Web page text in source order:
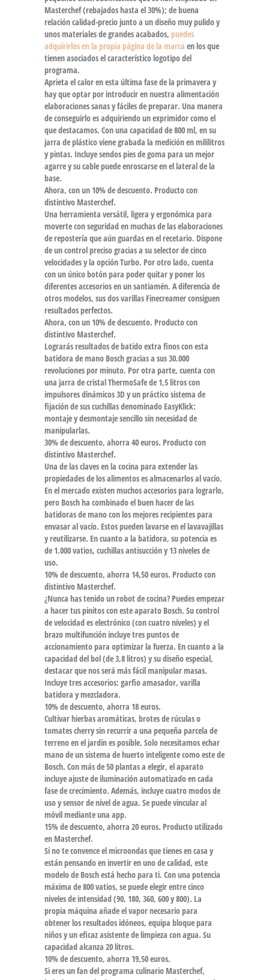
Masterchef(rebajados hasta el 30%); de buena
relación calidad-preciojunto a undiseño muy pulidoy
unosmateriales de grandes acabados, puedes
adquirirlos en la propia página de la marca en los que
tienen asociados el característico logotipo del
programa.
Aprieta el calor en esta última fase de la primavera y
hay que optar por introducir en nuestra alimentación
elaboraciones sanas y fáciles de preparar. Una manera
de conseguirlo es adquiriendo un exprimidor como el
que destacamos. Con una capacidad de 800 ml, en su
jarra de plástico viene grabada la medición en mililitros
y pintas. Incluye sendos pies de goma para un mejor
agarre y su cable puede enroscarse en el lateral de la
base.
Ahora, con un 10% de descuento. Producto con
distintivo Masterchef.
Una herramienta versátil, ligera y ergonómica para
moverte con seguridad en muchas de las elaboraciones
de repostería que aún guardas en el recetario. Dispone
de un control preciso gracias a su selector de cinco
velocidades y la opción Turbo. Por otro lado, cuenta
con un único botón para poder quitar y poner los
diferentes accesorios en un santiamén. A diferencia de
otros modelos, sus dos varillas Finecreamer consiguen
resultados perfectos.
Ahora, con un 10% de descuento. Producto con
distintivo Masterchef.
Lograrás resultados de batido extra finos con esta
batidora de mano Bosch gracias a sus 30.000
revoluciones por minuto. Por otra parte, cuenta con
una jarra de cristal ThermoSafe de 1,5 litros con
impulsores dinámicos 3D y un práctico sistema de
fijación de sus cuchillas denominado EasyKlick:
montaje y desmontaje sencillo sin necesidad de
manipularlas.
30% de descuento, ahorra 40 euros. Producto con
distintivo Masterchef.
Una de las claves en la cocina para extender las
propiedades de los alimentos es almacenarlos al vacío.
En el mercado existen muchos accesorios para lograrlo,
pero Bosch ha combinado el buen hacer de las
batidoras de mano con los mejores recipientes para
envasar al vacío. Estos pueden lavarse en el lavavajillas
y reutilizarse. En cuanto a la batidora, su potencia es
de 1.000 vatios, cuchillas antisucción y 13 niveles de
uso.
10% de descuento, ahorra 14,50 euros. Producto con
distintivo Masterchef.
¿Nunca has tenido un robot de cocina? Puedes empezar
a hacer tus pinitos con este aparato Bosch. Su control
de velocidad es electrónico (con cuatro niveles) y el
brazo multifunción incluye tres puntos de
accionamiento para optimizar la fuerza. En cuanto a la
capacidad del bol (de 3,8 litros) y su diseño especial,
destacar que nos será más fácil manipular masas.
Incluye tres accesorios: garfio amasador, varilla
batidora y mezcladora.
10% de descuento, ahorra 18 euros.
Cultivar hierbas aromáticas, brotes de rúculas o
tomates cherry sin recurrir a una pequeña parcela de
terreno en el jardín es posible. Solo necesitamos echar
mano de un sistema de huerto inteligente como este de
Bosch. Con más de 50 plantas a elegir, el aparato
incluye ajuste de iluminación automatizado en cada
fase de crecimiento. Además, incluye cuatro modos de
uso y sensor de nivel de agua. Se puede vincular al
móvil mediante una app.
15% de descuento, ahorra 20 euros. Producto utilizado
en Masterchef.
Si no te convence el microondas que tienes en casa y
están pensando en invertir en uno de calidad, este
modelo de Bosch está hecho para ti. Con una potencia
máxima de 800 vatios, se puede elegir entre cinco
niveles de intensidad (90, 180, 360, 600 y 800). La
propia máquina añade el vapor necesario para
obtener los resultados idóneos, equipa bloque para
niños y un eficaz asistente de limpieza con agua. Su
capacidad alcanza 20 litros.
10% de descuento, ahorra 19,50 euros.
Si eres un fan del programa culinario Masterchef,